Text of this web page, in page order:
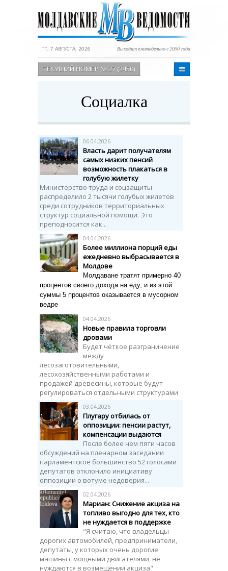
ПТ, 7 АВГУСТА, 2026 Выходит еженедельно с 2000 года
ТЕКУЩИЙ НОМЕР № 27 (2450)
Социалка
06.04.2026
Власть дарит получателям
самых низких пенсий
возможность плакаться в
голубую жилетку
Министерство труда и соцзащиты
распределило 2 тысячи голубых жилетов
среди сотрудников территориальных
структур социальной помощи. Это
преподносится как...
04.04.2026
Более миллиона порций еды
ежедневно выбрасывается в
Молдове
Молдаване тратят примерно 40
процентов своего дохода на еду, и из этой
суммы 5 процентов оказывается в мусорном
ведре
04.04.2026
Новые правила торговли
дровами
Будет чёткое разграничение
между
лесозаготовительными,
лесохозяйственными работами и
продажей древесины, которые будут
регулироваться отдельными структурами
03.04.2026
Плугару отбилась от
оппозиции: пенсии растут,
компенсации выдаются
После более чем пяти часов
обсуждений на пленарном заседании
парламентское большинство 52 голосами
депутатов отклонило инициативу
оппозиции о вотуме недоверия...
02.04.2026
Мариан: Снижение акциза на
топливо выгодно для тех, кто
не нуждается в поддержке
"Я считаю, что владельцы
дорогих автомобилей, предприниматели,
депутаты, у которых очень дорогие
машины с мощными двигателями, не
нуждаются в возмещении акциза"